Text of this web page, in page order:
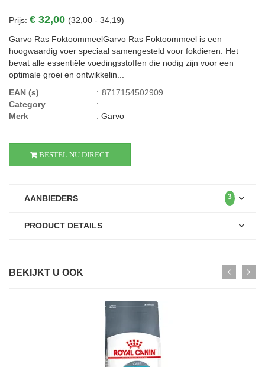
Prijs: € 32,00 (32,00 - 34,19)
Garvo Ras FoktoommeelGarvo Ras Foktoommeel is een
hoogwaardig voer speciaal samengesteld voor fokdieren. Het
bevat alle essentiële voedingsstoffen die nodig zijn voor een
optimale groei en ontwikkelin...
EAN (s)
: 8717154502909
Category
:
Merk
: Garvo
BESTEL NU DIRECT
AANBIEDERS 3
PRODUCT DETAILS
BEKIJKT U OOK